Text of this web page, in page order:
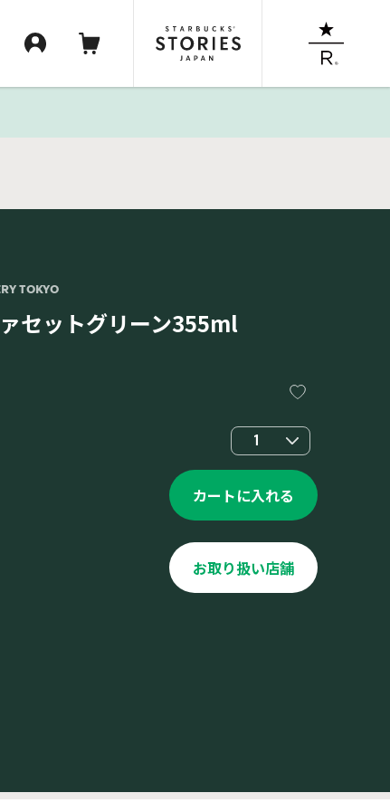
TOKYO
セットグリーン355ml
1
カートに入れる
お取り扱い店舗